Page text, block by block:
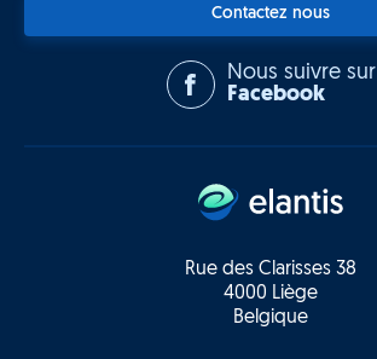
Rue des Clarisses 38
4000 Liège
Belgique
Contactez nous
Nous suivre sur
Facebook